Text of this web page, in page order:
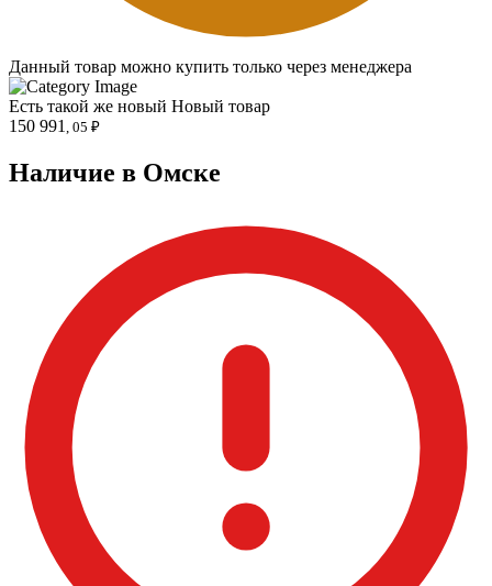
Данный товар можно купить только через менеджера
Есть такой же новый Новый товар
150 991, 05 ₽
Наличие в Омскe